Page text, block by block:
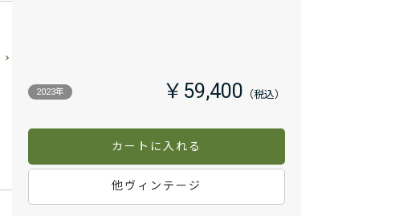
2023年 ￥59,400
カートに入れる
他ヴィンテージ